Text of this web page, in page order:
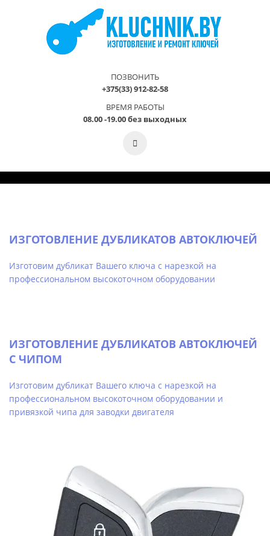
ПОЗВОНИТЬ
+375(33) 912-82-58
ВРЕМЯ РАБОТЫ
08.00 -19.00 без выходных
ИЗГОТОВЛЕНИЕ ДУБЛИКАТОВ АВТОКЛЮЧЕЙ
Изготовим дубликат Вашего ключа с нарезкой на
профессиональном высокоточном оборудовании
ИЗГОТОВЛЕНИЕ ДУБЛИКАТОВ АВТОКЛЮЧЕЙ
С ЧИПОМ
Изготовим дубликат Вашего ключа с нарезкой на
профессиональном высокоточном оборудовании и
привязкой чипа для заводки двигателя